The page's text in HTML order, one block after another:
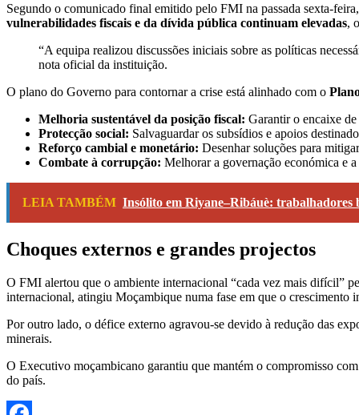
Segundo o comunicado final emitido pelo FMI na passada sexta-
vulnerabilidades fiscais e da dívida pública continuam elevadas,
“A equipa realizou discussões iniciais sobre as políticas
nota oficial da instituição.
O plano do Governo para contornar a crise está alinhado com o
Melhoria sustentável da posição fiscal: Garantir o encaixe
Protecção social: Salvaguardar os subsídios e apoios
Reforço cambial e monetário: Desenhar soluções para
Combate à corrupção: Melhorar a governação económica e
LEIA TAMBÉM Insólito em Riyane–Ribáuè:
Choques externos e grandes projectos
O FMI alertou que o ambiente internacional “cada vez mais difícil”
internacional, atingiu Moçambique numa fase em que o crescimento
Por outro lado, o défice externo agravou-se devido à redução das
minerais.
O Executivo moçambicano garantiu que mantém o compromisso
do país.